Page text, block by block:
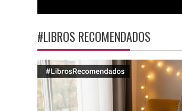
#LIBROS RECOMENDADOS